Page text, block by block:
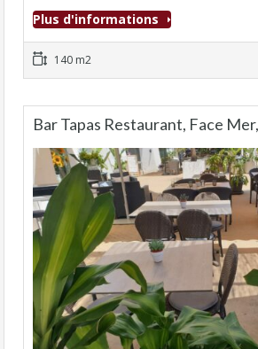
Plus d'informations
140 m2
Bar Tapas Restaurant, Face